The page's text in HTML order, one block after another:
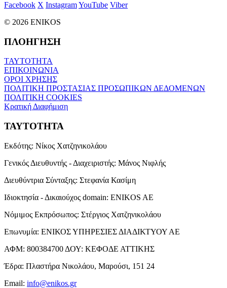
Facebook X InstagramYouTube Viber
© 2026 ENIKOS
ΠΛΟΗΓΗΣΗ
ΤΑΥΤΟΤΗΤΑ
ΕΠΙΚΟΙΝΩΝΙΑ
ΟΡΟΙ ΧΡΗΣΗΣ
ΠΟΛΙΤΙΚΗ ΠΡΟΣΤΑΣΙΑΣ ΠΡΟΣΩΠΙΚΩΝ ΔΕΔΟΜΕΝΩΝ
ΠΟΛΙΤΙΚΗ COOKIES
Κρατική Διαφήμιση
ΤΑΥΤΟΤΗΤΑ
Εκδότης: Νίκος Χατζηνικολάου
Γενικός Διευθυντής - Διαχειριστής: Μάνος Νιφλής
Διευθύντρια Σύνταξης: Στεφανία Κασίμη
Ιδιοκτησία - Δικαιούχος domain: ENIKOS AE
Νόμιμος Εκπρόσωπος: Στέργιος Χατζηνικολάου
Επωνυμία: ΕΝΙΚΟΣ ΥΠΗΡΕΣΙΕΣ ΔΙΑΔΙΚΤΥΟΥ ΑΕ
ΑΦΜ: 800384700 ΔΟΥ: ΚΕΦΟΔΕ ΑΤΤΙΚΗΣ
Έδρα: Πλαστήρα Νικολάου, Μαρούσι, 151 24
Email: info@enikos.gr